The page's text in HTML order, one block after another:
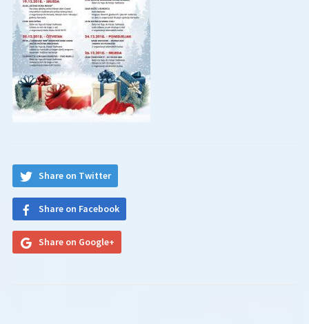
Share on Twitter
Share on Facebook
Share on Google+